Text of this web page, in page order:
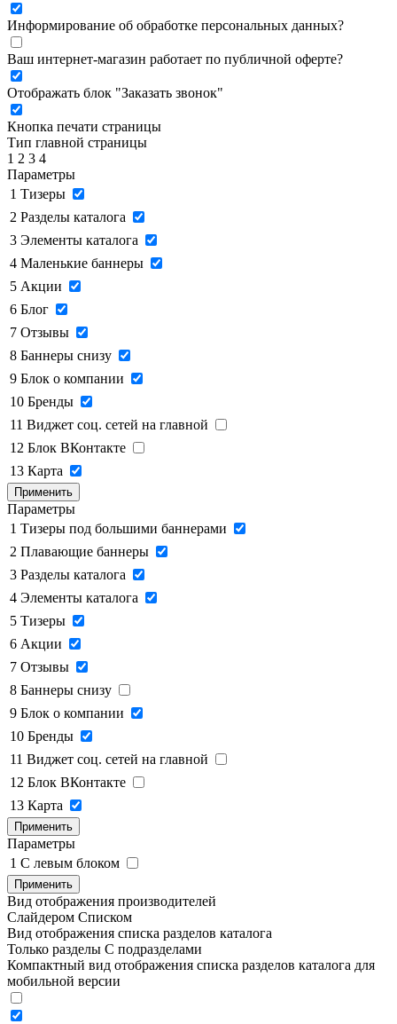
Информирование об обработке персональных данных?
Ваш интернет-магазин работает по публичной оферте?
Отображать блок "Заказать звонок"
Кнопка печати страницы
Тип главной страницы
1 2 3 4
Параметры
1 Тизеры
2 Разделы каталога
3 Элементы каталога
4 Маленькие баннеры
5 Акции
6 Блог
7 Отзывы
8 Баннеры снизу
9 Блок о компании
10 Бренды
11 Виджет соц. сетей на главной
12 Блок ВКонтакте
13 Карта
Применить
Параметры
1 Тизеры под большими баннерами
2 Плавающие баннеры
3 Разделы каталога
4 Элементы каталога
5 Тизеры
6 Акции
7 Отзывы
8 Баннеры снизу
9 Блок о компании
10 Бренды
11 Виджет соц. сетей на главной
12 Блок ВКонтакте
13 Карта
Применить
Параметры
1 C левым блоком
Применить
Вид отображения производителей
Слайдером Списком
Вид отображения списка разделов каталога
Только разделы С подразделами
Компактный вид отображения списка разделов каталога для
мобильной версии